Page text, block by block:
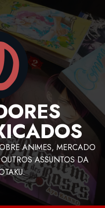
ANIMES, MERCADO
ASSUNTOS DA